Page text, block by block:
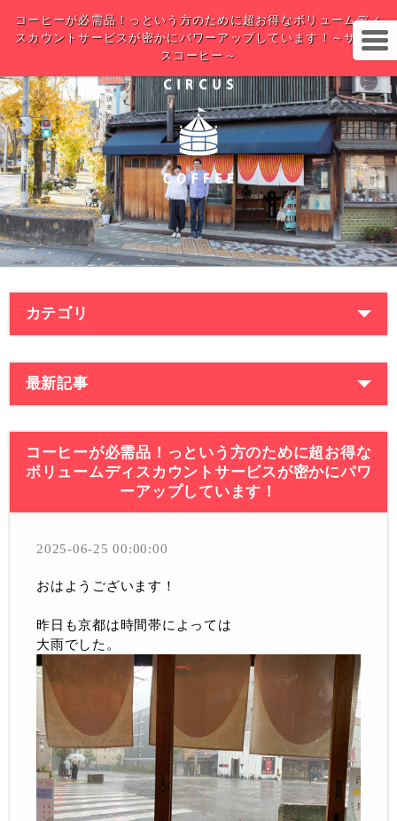
コーヒーが必需品！っという方のために超お得なボリュームディ
スカウントサービスが密かにパワーアップしています！～サーカ
スコーヒー～
カテゴリ
最新記事
コーヒーが必需品！っという方のために超お得な
ボリュームディスカウントサービスが密かにパワ
ーアップしています！
2025-06-25 00:00:00
おはようございます！
昨日も京都は時間帯によっては
大雨でした。